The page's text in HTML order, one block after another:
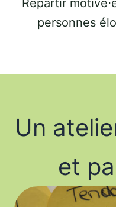
Repartir
personnes
Un
et